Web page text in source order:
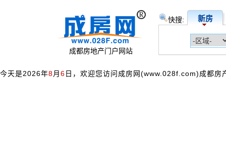
成都房地产门户网站
快搜: 新房
今天是2026年8月 6 日，欢迎您访问成房网(www.028f.com)成都房